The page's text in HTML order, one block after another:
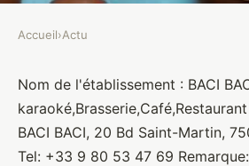
BACI BACI
Brasseurs•10 janvier 2022 •1 min de
Accueil›Actu
Nom de l'établissement : BACI
BACI BACI, 20 Bd Saint-Martin,
Tel: +33 9 80 53 47 69